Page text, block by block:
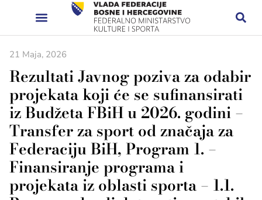
21 Maja, 2026
Rezultati Javnog poziva za odabir
projekata koji će se sufinansirati
iz Budžeta FBiH u 2026. godini –
Transfer za sport od značaja za
Federaciju BiH, Program 1. –
Finansiranje programa i
projekata iz oblasti sporta – 1.1.